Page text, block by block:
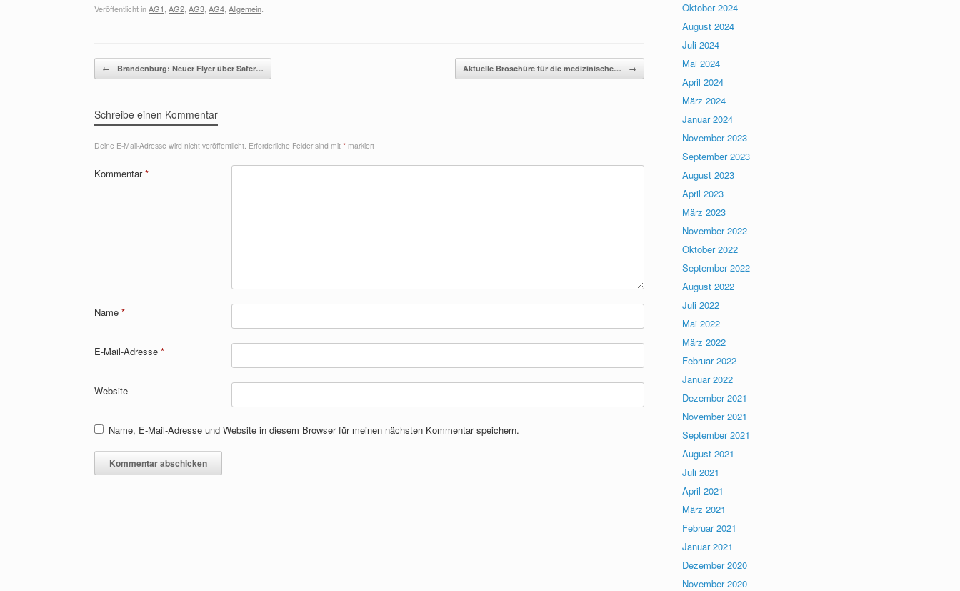
Veröffentlicht inAG1 AG2 AG3 AG4 Allgemein
Beitragsnavigation
← Brandenburg: Neuer Flyer über Safer… Aktuelle Broschüre für die medizinische… →
Schreibe einen Kommentar
Deine E-Mail-Adresse wird nicht veröffentlicht. Erforderliche Felder sind mit * markiert
Kommentar*
Name *
E-Mail-Adresse *
Website
Name, E-Mail-Adresse und Website in diesem Browser für meinen nächsten Kommentar speichern.
Oktober 2024
August 2024
Juli 2024
Mai 2024
April 2024
März 2024
Januar 2024
November 2023
September 2023
August 2023
April 2023
März 2023
November 2022
Oktober 2022
September 2022
August 2022
Juli 2022
Mai 2022
März 2022
Februar 2022
Januar 2022
Dezember 2021
November 2021
September 2021
August 2021
Juli 2021
April 2021
März 2021
Februar 2021
Januar 2021
Dezember 2020
November 2020